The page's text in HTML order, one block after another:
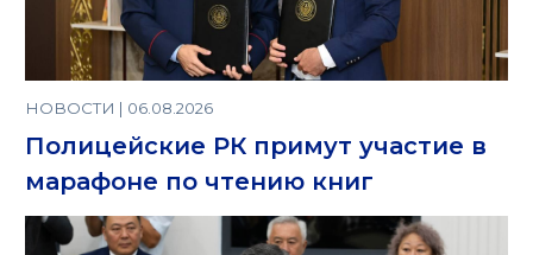
НОВОСТИ | 06.08.2026
Полицейские РК примут участие в
марафоне по чтению книг